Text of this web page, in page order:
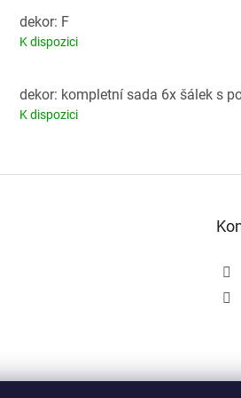
dekor: F
K dispozici
dekor: kompletní sada 6x šálek s
K dispozici